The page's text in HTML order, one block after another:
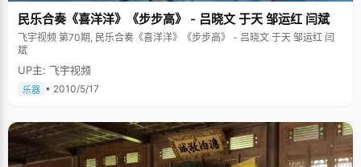
民乐合奏《喜洋洋》《步步高》 - 吕晓文 于天 邹运红 闫斌
飞宇视频 第70期, 民乐合奏《喜洋洋》《步步高》 - 吕晓文 于天 邹运红 闫
斌
UP主: 飞宇视频
乐器 • 2010/5/17